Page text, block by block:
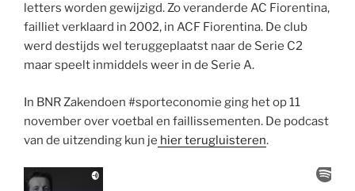
letters worden gewijzigd. Zo veranderde AC Fiorentina,
failliet verklaard in 2002, in ACF Fiorentina. De club
werd destijds wel teruggeplaatst naar de Serie C2
maar speelt inmiddels weer in de Serie A.
In BNR Zakendoen #sporteconomie ging het op 11
november over voetbal en faillissementen. De podcast
van de uitzending kun je hier terugluisteren.